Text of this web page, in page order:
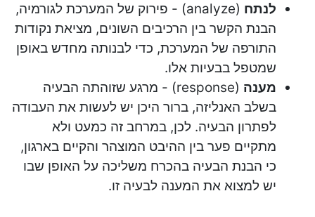
לנתח
(analyze) - פירוק של המערכת לגורמיה,
הבנת הקשר בין הרכיבים השונים, מציאת נקודות
התורפה של המערכת, כדי לבנותה מחדש באופן
שמטפל בבעיות אלו.
מענה
(response) - מרגע שזוהתה הבעיה
בשלב האנליזה, ברור היכן יש לעשות את העבודה
לפתרון הבעיה. לכן, במרחב זה כמעט ולא
מתקיים פער בין ההיבט המוצהר והקיים בארגון,
כי הבנת הבעיה בהכרח משליכה על האופן שבו
יש למצוא את המענה לבעיה זו.